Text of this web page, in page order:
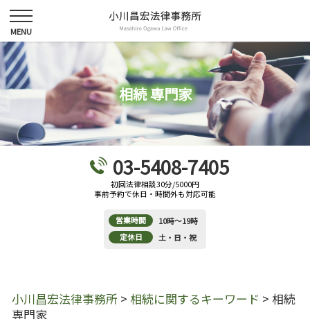
相続 専門家
03-5408-7405
初回法律相談30分/5000円
事前予約で休日・時間外も対応可能
営業時間
10時～19時
定休日
土・日・祝
小川昌宏法律事務所 > 相続に関するキーワード > 相続
専門家